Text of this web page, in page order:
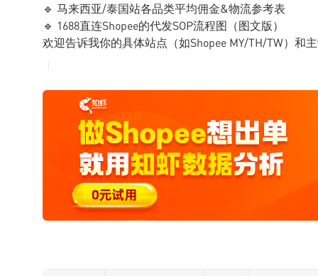
🔹 马来西亚/泰国站各品类平均佣金&物流参考表
🔹 1688直连Shopee的代发SOP流程图（图文版）
欢迎告诉我你的具体站点（如Shopee MY/TH/TW）和